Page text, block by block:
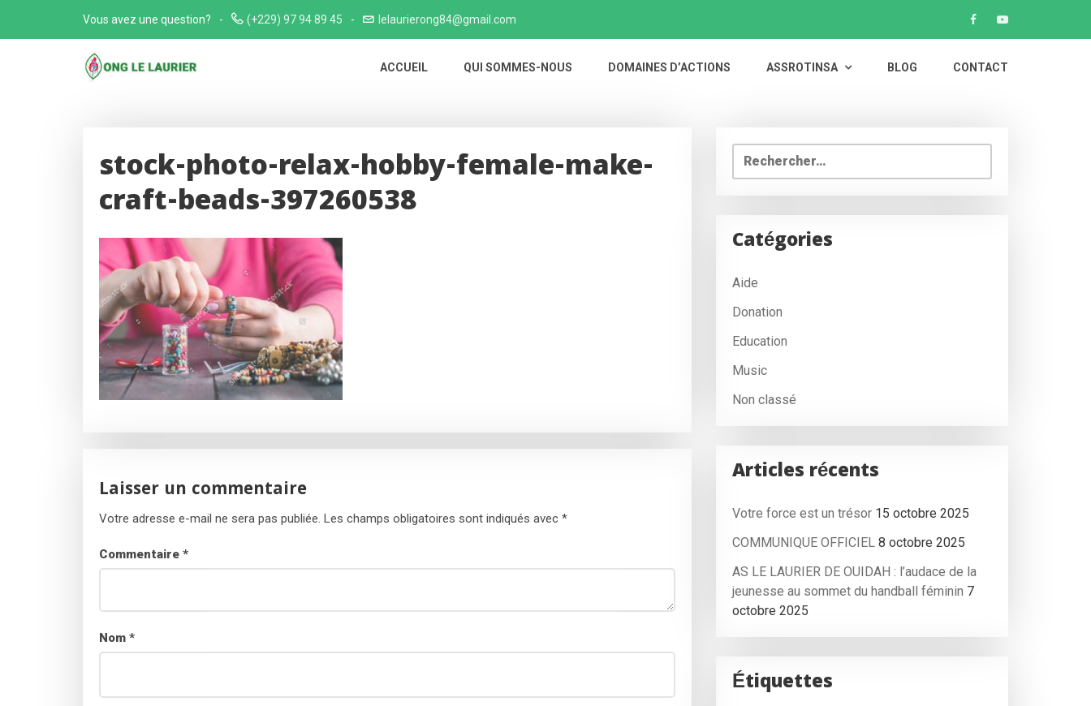
Vous avez une question? (+229) 97 94 89 45 lelaurierong84@gmail.com
ACCUEIL QUI SOMMES-NOUS DOMAINES D’ACTIONS ASSROTINSA BLOG CONTACT
stock-photo-relax-hobby-female-make-
craft-beads-397260538
Laisser un commentaire
Votre adresse e-mail ne sera pas publiée. Les champs obligatoires sont indiqués avec *
Commentaire *
Nom *
Rechercher :
Catégories
Aide
Donation
Education
Music
Non classé
Articles récents
Votre force est un trésor 15 octobre 2025
COMMUNIQUE OFFICIEL 8 octobre 2025
AS LE LAURIER DE OUIDAH : l’audace de la
jeunesse au sommet du handball féminin 7
octobre 2025
Étiquettes